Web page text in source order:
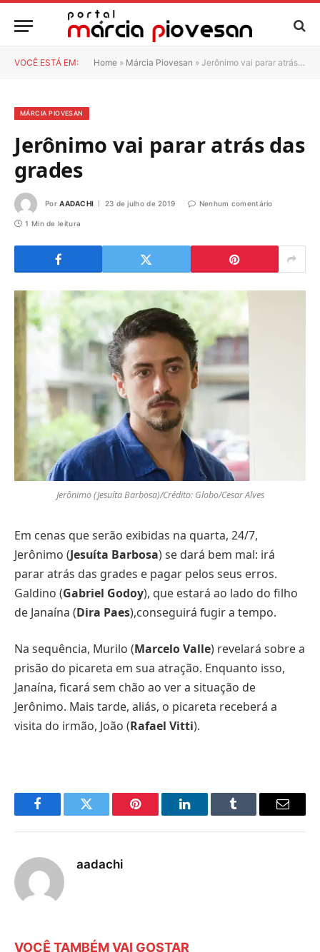
VOCÊ ESTÁ EM: Home » Márcia Piovesan » Jerônimo vai parar atrás das grades
MÁRCIA PIOVESAN
Jerônimo vai parar atrás das
grades
Por AADACHI 23 de julho de 2019 Nenhum comentário
1 Min de leitura
Jerônimo (Jesuíta Barbosa)/Crédito: Globo/Cesar Alves
Em cenas que serão exibidas na quarta, 24/7,
Jerônimo (Jesuíta Barbosa) se dará bem mal: irá
parar atrás das grades e pagar pelos seus erros.
Galdino (Gabriel Godoy), que estará ao lado do filho
de Janaína (Dira Paes),conseguirá fugir a tempo.
Na sequência, Murilo (Marcelo Valle) revelará sobre a
prisão do picareta em sua atração. Enquanto isso,
Janaína, ficará sem chão ao ver a situação de
Jerônimo. Mais tarde, aliás, o picareta receberá a
visita do irmão, João (Rafael Vitti).
FacebookTwitter Pinterest LinkedInTumblr
E-
aadachi
VOCÊ TAMBÉM VAI GOSTAR